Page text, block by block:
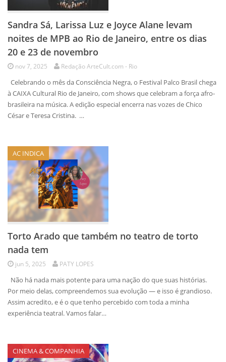
Sandra Sá, Larissa Luz e Joyce Alane levam
noites de MPB ao Rio de Janeiro, entre os dias
20 e 23 de novembro
nov 7, 2025 Redação ArteCult.com - Rio
Celebrando o mês da Consciência Negra, o Festival Palco Brasil chega
à CAIXA Cultural Rio de Janeiro, com shows que celebram a força afro-
brasileira na música. A edição especial encerra nas vozes de Chico
César e Teresa Cristina. …
AC INDICA
Torto Arado que também no teatro de torto
nada tem
jun 5, 2025 PATY LOPES
Não há nada mais potente para uma nação do que suas histórias.
Por meio delas, compreendemos sua evolução — e isso é grandioso.
Assim acredito, e é o que tenho percebido com toda a minha
experiência teatral. Vamos falar…
CINEMA & COMPANHIA